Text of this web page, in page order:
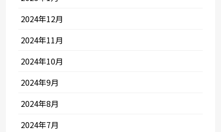
2024年12月
2024年11月
2024年10月
2024年9月
2024年8月
2024年7月